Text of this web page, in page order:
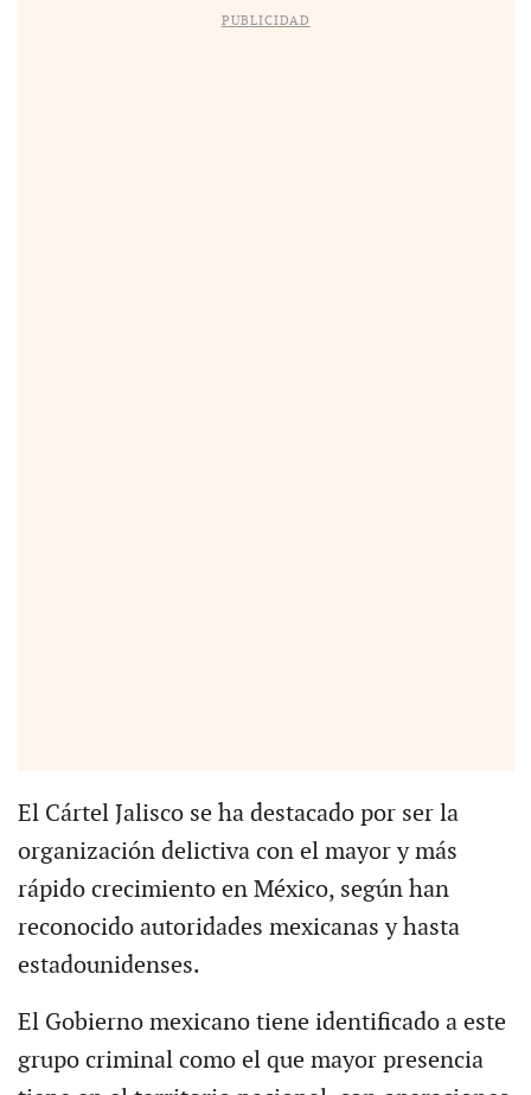
PUBLICIDAD
El Cártel Jalisco se ha destacado por ser la
organización delictiva con el mayor y más
rápido crecimiento en México, según han
reconocido autoridades mexicanas y hasta
estadounidenses.
El Gobierno mexicano tiene identificado a este
grupo criminal como el que mayor presencia